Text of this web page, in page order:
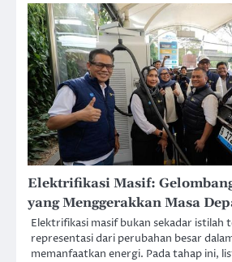
Elektrifikasi Masif:
yang Menggerakkan Masa
Elektrifikasi masif bukan sekadar istilah
representasi dari perubahan besar
memanfaatkan energi. Pada tahap ini,